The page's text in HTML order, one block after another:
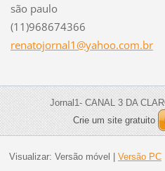
são paulo
(11)968674366
renatojornal1@yahoo.com.br
Jornal1- CANAL 3 DA
Crie um site gratuito
Visualizar: Versão móvel Versão PC